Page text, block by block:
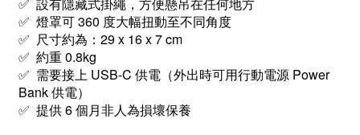
✅ 燈罩可 360 度大幅扭動至不同角度
✅ 尺寸約為：29 x 16 x 7 cm
✅ 約重 0.8kg
✅ 需要接上 USB-C 供電（外出時可用行動電源 Power
Bank 供電）
✅ 提供 6 個月非人為損壞保養